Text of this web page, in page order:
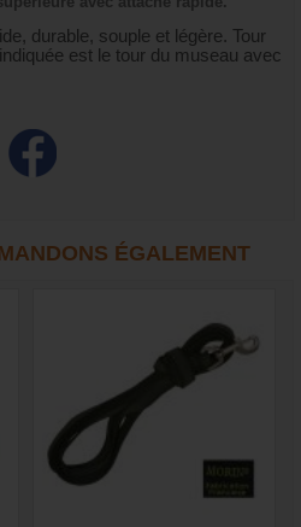
durable, souple et légère. Tour
est le tour du museau avec
ÉGALEMENT